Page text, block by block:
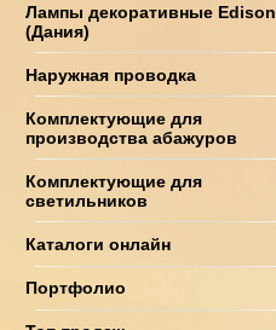
Лампы декоративные Edison
(Дания)
Наружная проводка
Комплектующие для
производства абажуров
Комплектующие для
светильников
Каталоги онлайн
Портфолио